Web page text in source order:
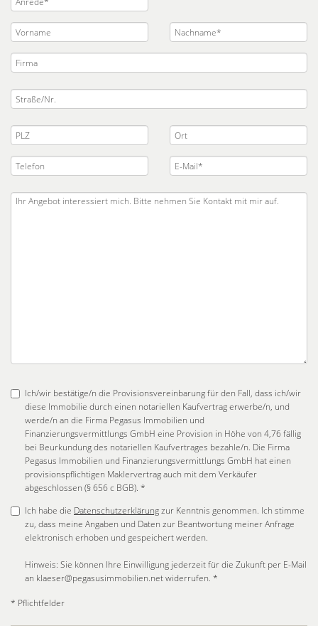
Ich/wir bestätige/n die Provisionsvereinbarung für den Fall, dass ich/wir
diese Immobilie durch einen notariellen Kaufvertrag erwerbe/n, und
werde/n an die Firma Pegasus Immobilien und
Finanzierungsvermittlungs GmbH eine Provision in Höhe von 4,76 fällig
bei Beurkundung des notariellen Kaufvertrages bezahle/n. Die Firma
Pegasus Immobilien und Finanzierungsvermittlungs GmbH hat einen
provisionspflichtigen Maklervertrag auch mit dem Verkäufer
abgeschlossen (§ 656 c BGB). *
Ich habe die Datenschutzerklärungzur Kenntnis genommen. Ich stimme
zu, dass meine Angaben und Daten zur Beantwortung meiner Anfrage
elektronisch erhoben und gespeichert werden.
Hinweis: Sie können Ihre Einwilligung jederzeit für die Zukunft per E-Mail
an klaeser@pegasusimmobilien.net widerrufen. *
* Pflichtfelder